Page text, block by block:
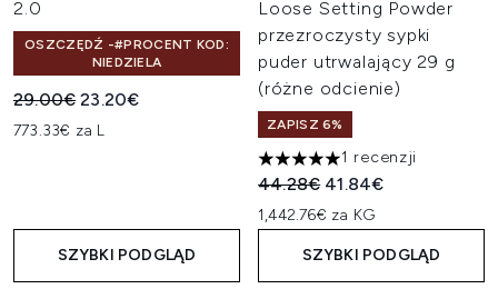
2.0
OSZCZĘDŹ -#PROCENT KOD:
NIEDZIELA
Sugerowana cena detaliczna:
29.00€Aktualna cena:
23.20€
773.33€ za L
SZYBKI PODGLĄD
Loose Setting Powder
przezroczysty sypki
puder utrwalający 29 g
(różne odcienie)
ZAPISZ 6%
5 gwiazdek na maksymalnie 5
1 recenzji
Sugerowana cena
44.28€ Aktualna cena:
41.84€
1,442.76€ za KG
SZYBKI PODGLĄD